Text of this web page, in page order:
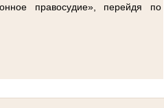
правосудие», перейдя по